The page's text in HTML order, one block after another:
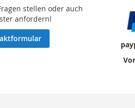
stellen oder auch
anfordern!